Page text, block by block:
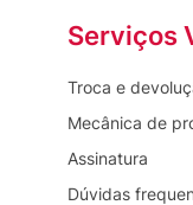
Serviços
Troca e
Mecânica de
Assinatura
Dúvidas